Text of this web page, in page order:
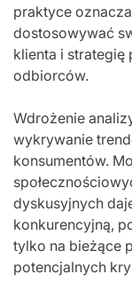
praktyce
dostosowywać
klienta i
odbiorców.
Wdrożenie
wykrywanie
konsumentów.
dyskusyjnych
konkurencyjną,
tylko na bieżące
potencjalnych